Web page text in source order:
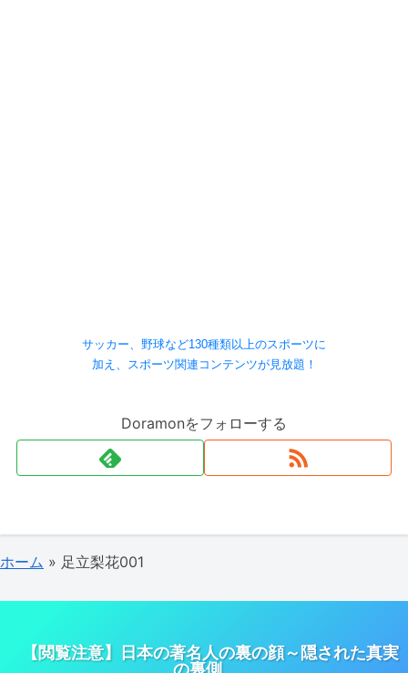
サッカー、野球など130種類以上のスポーツに
加え、スポーツ関連コンテンツが見放題！
Doramonをフォローする
ホーム » 足立梨花001
【閲覧注意】日本の著名人の裏の顔～隠された真実
の裏側